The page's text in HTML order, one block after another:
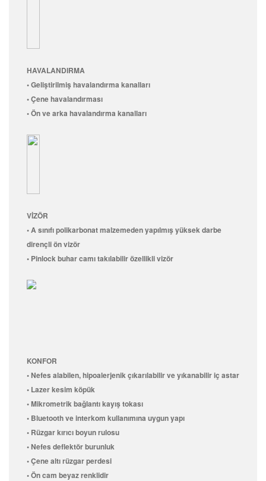
HAVALANDIRMA
• Geliştirilmiş havalandırma kanalları
• Çene havalandırması
• Ön ve arka havalandırma kanalları
VİZÖR
• A sınıfı polikarbonat malzemeden yapılmış yüksek darbe
dirençli ön vizör
• Pinlock buhar camı takılabilir özellikli vizör
KONFOR
• Nefes alabilen, hipoalerjenik çıkarılabilir ve yıkanabilir iç astar
• Lazer kesim köpük
• Mikrometrik bağlantı kayış tokası
• Bluetooth ve interkom kullanımına uygun yapı
• Rüzgar kırıcı boyun rulosu
• Nefes deflektör burunluk
• Çene altı rüzgar perdesi
• Ön cam beyaz renklidir